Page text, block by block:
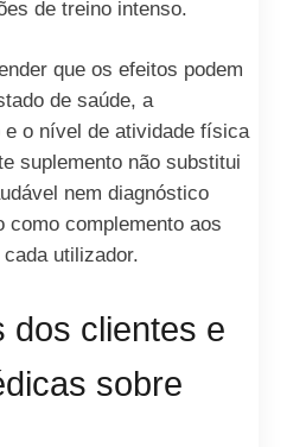
de treino intenso.
que os efeitos podem
de saúde, a
e o nível de atividade física
suplemento não substitui
nem diagnóstico
como complemento aos
utilizador.
dos clientes e
sobre